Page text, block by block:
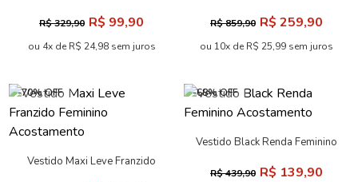
R$ 329,90 R$ 99,90
ou 4x de R$ 24,98 sem juros
R$ 859,90 R$ 259,90
ou 10x de R$ 25,99 sem juros
-70% OFF
Vestido Maxi Leve Franzido
-68% OFF
Vestido Black Renda Feminino
R$ 439,90 R$ 139,90